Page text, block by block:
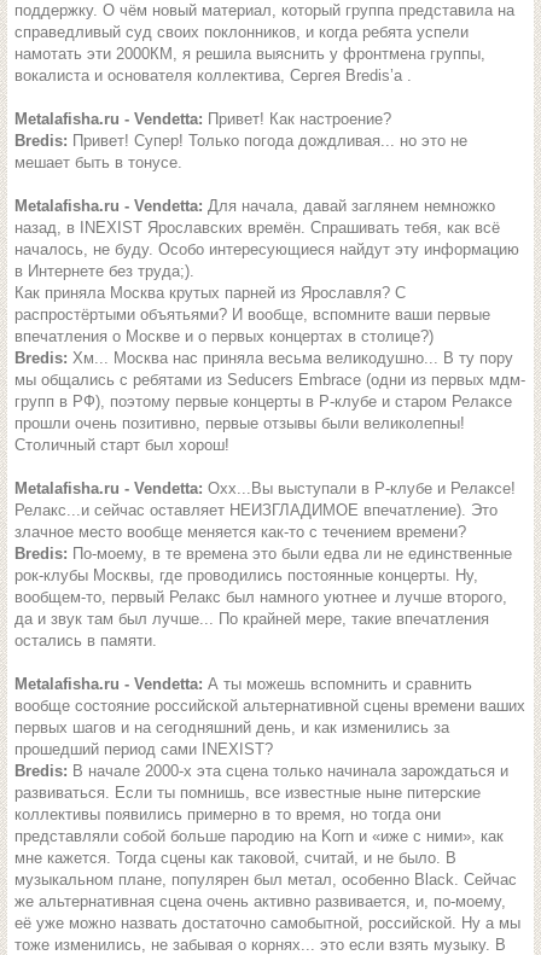
поддержку. О чём новый материал, который группа представила на
справедливый суд своих поклонников, и когда ребята успели
намотать эти 2000КМ, я решила выяснить у фронтмена группы,
вокалиста и основателя коллектива, Сергея Bredis’а .
Metalafisha.ru - Vendetta: Привет! Как настроение?
Bredis: Привет! Супер! Только погода дождливая... но это не
мешает быть в тонусе.
Metalafisha.ru - Vendetta: Для начала, давай заглянем немножко
назад, в INEXIST Ярославских времён. Спрашивать тебя, как всё
началось, не буду. Особо интересующиеся найдут эту информацию
в Интернете без труда;).
Как приняла Москва крутых парней из Ярославля? С
распростёртыми объятьями? И вообще, вспомните ваши первые
впечатления о Москве и о первых концертах в столице?)
Bredis: Хм... Москва нас приняла весьма великодушно... В ту пору
мы общались с ребятами из Seducers Embrace (одни из первых мдм-
групп в РФ), поэтому первые концерты в Р-клубе и старом Релаксе
прошли очень позитивно, первые отзывы были великолепны!
Столичный старт был хорош!
Metalafisha.ru - Vendetta: Охх...Вы выступали в Р-клубе и Релаксе!
Релакс...и сейчас оставляет НЕИЗГЛАДИМОЕ впечатление). Это
злачное место вообще меняется как-то с течением времени?
Bredis: По-моему, в те времена это были едва ли не единственные
рок-клубы Москвы, где проводились постоянные концерты. Ну,
вообщем-то, первый Релакс был намного уютнее и лучше второго,
да и звук там был лучше... По крайней мере, такие впечатления
остались в памяти.
Metalafisha.ru - Vendetta: А ты можешь вспомнить и сравнить
вообще состояние российской альтернативной сцены времени ваших
первых шагов и на сегодняшний день, и как изменились за
прошедший период сами INEXIST?
Bredis: В начале 2000-х эта сцена только начинала зарождаться и
развиваться. Если ты помнишь, все известные ныне питерские
коллективы появились примерно в то время, но тогда они
представляли собой больше пародию на Korn и «иже с ними», как
мне кажется. Тогда сцены как таковой, считай, и не было. В
музыкальном плане, популярен был метал, особенно Black. Сейчас
же альтернативная сцена очень активно развивается, и, по-моему,
её уже можно назвать достаточно самобытной, российской. Ну а мы
тоже изменились, не забывая о корнях... это если взять музыку. В